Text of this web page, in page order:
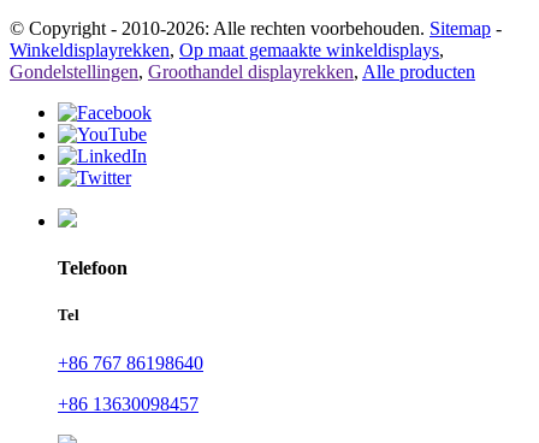
© Copyright - 2010-2026: Alle rechten voorbehouden. Sitemap -
Winkeldisplayrekken, Op maat gemaakte winkeldisplays,
Gondelstellingen, Groothandel displayrekken, Alle producten
Telefoon
Tel
+86 767 86198640
+86 13630098457